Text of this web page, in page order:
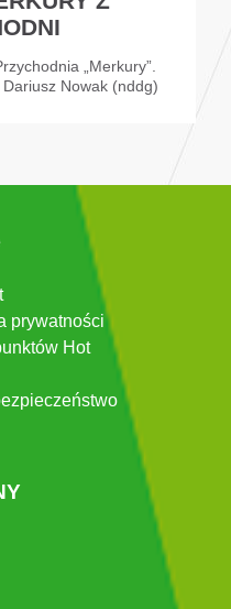
„Merkury”.
Nowak (nddg)
prywatności
Hot